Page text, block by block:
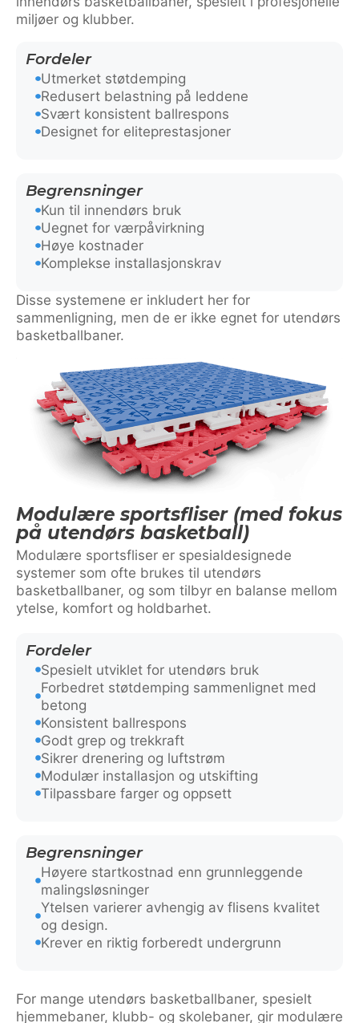
miljøer og klubber.
Fordeler
Utmerket støtdemping
Redusert belastning på leddene
Svært konsistent ballrespons
Designet for eliteprestasjoner
Begrensninger
Kun til innendørs bruk
Uegnet for værpåvirkning
Høye kostnader
Komplekse installasjonskrav
Disse systemene er inkludert her for
sammenligning, men de er ikke egnet for utendørs
basketballbaner.
Modulære sportsfliser (med fokus
på utendørs basketball)
Modulære sportsfliser er spesialdesignede
systemer som ofte brukes til utendørs
basketballbaner, og som tilbyr en balanse mellom
ytelse, komfort og holdbarhet.
Fordeler
Spesielt utviklet for utendørs bruk
Forbedret støtdemping sammenlignet med
betong
Konsistent ballrespons
Godt grep og trekkraft
Sikrer drenering og luftstrøm
Modulær installasjon og utskifting
Tilpassbare farger og oppsett
Begrensninger
Høyere startkostnad enn grunnleggende
malingsløsninger
Ytelsen varierer avhengig av flisens kvalitet
og design.
Krever en riktig forberedt undergrunn
For mange utendørs basketballbaner, spesielt
hjemmebaner, klubb- og skolebaner, gir modulære